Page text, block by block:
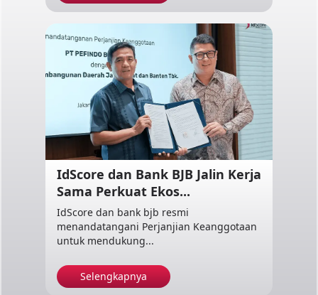
IdScore dan Bank BJB Jalin Kerja
Sama Perkuat Ekos...
IdScore dan bank bjb resmi
menandatangani Perjanjian Keanggotaan
untuk mendukung...
Selengkapnya